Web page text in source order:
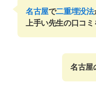
名古屋で二重埋没法
上手い先生の口コ
名古屋